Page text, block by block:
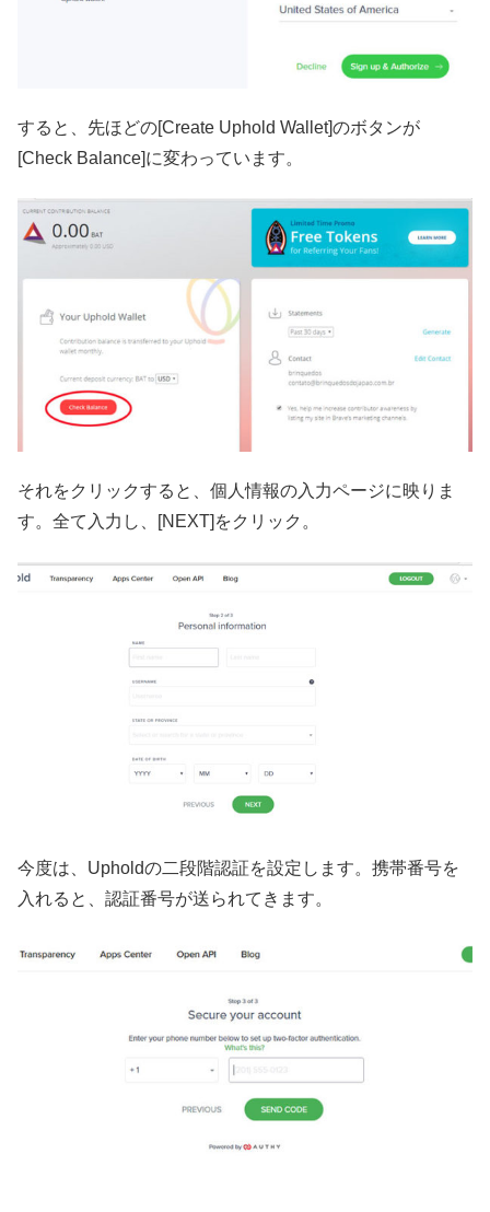
すると、先ほどの[Create Uphold Wallet]のボタンが
[Check Balance]に変わっています。
それをクリックすると、個人情報の入力ページに映りま
す。全て入力し、[NEXT]をクリック。
今度は、Upholdの二段階認証を設定します。携帯番号を
入れると、認証番号が送られてきます。